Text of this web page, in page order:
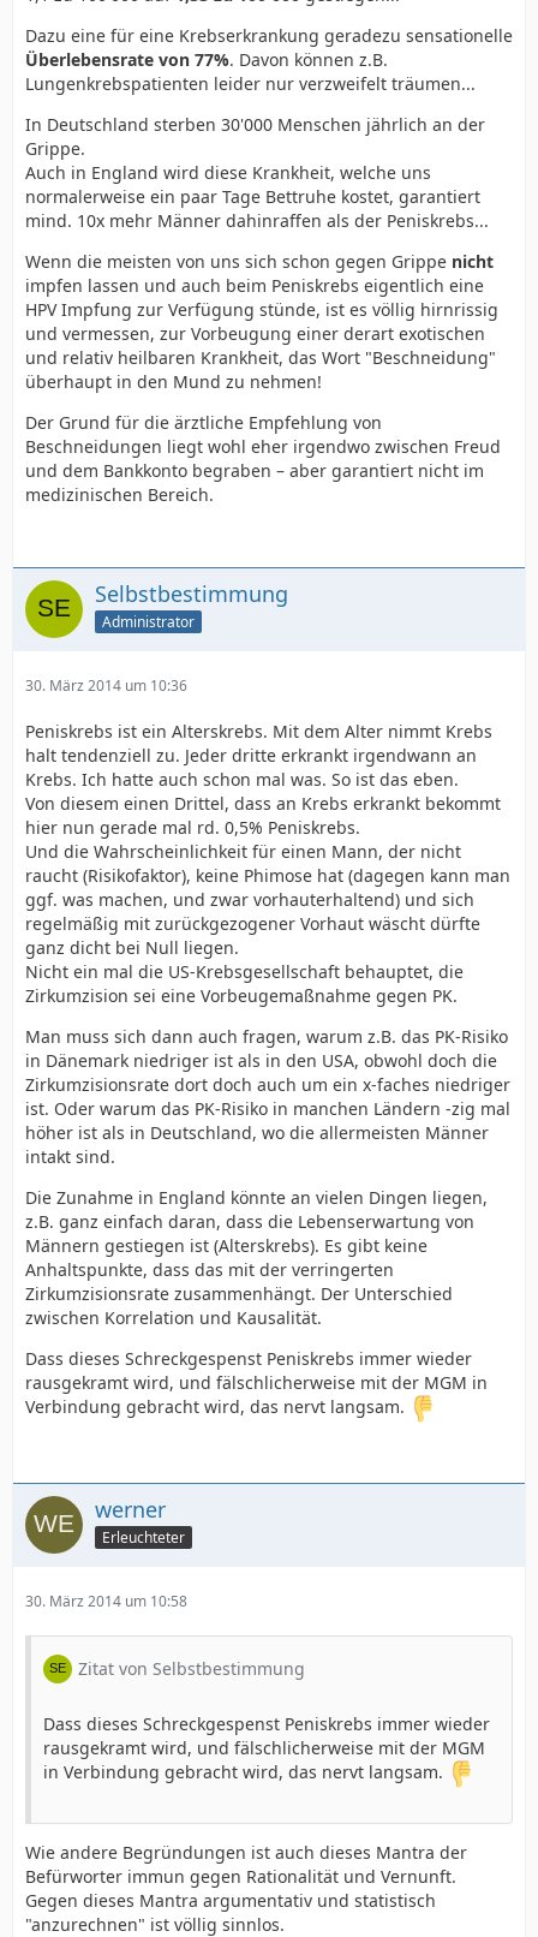
Dazu eine für eine Krebserkrankung geradezu sensationelle
Überlebensrate von 77%. Davon können z.B.
Lungenkrebspatienten leider nur verzweifelt träumen...
In Deutschland sterben 30'000 Menschen jährlich an der
Grippe.
Auch in England wird diese Krankheit, welche uns
normalerweise ein paar Tage Bettruhe kostet, garantiert
mind. 10x mehr Männer dahinraffen als der Peniskrebs...
Wenn die meisten von uns sich schon gegen Grippe nicht
impfen lassen und auch beim Peniskrebs eigentlich eine
HPV Impfung zur Verfügung stünde, ist es völlig hirnrissig
und vermessen, zur Vorbeugung einer derart exotischen
und relativ heilbaren Krankheit, das Wort "Beschneidung"
überhaupt in den Mund zu nehmen!
Der Grund für die ärztliche Empfehlung von
Beschneidungen liegt wohl eher irgendwo zwischen Freud
und dem Bankkonto begraben – aber garantiert nicht im
medizinischen Bereich.
Selbstbestimmung
Administrator
30. März 2014 um 10:36
Peniskrebs ist ein Alterskrebs. Mit dem Alter nimmt Krebs
halt tendenziell zu. Jeder dritte erkrankt irgendwann an
Krebs. Ich hatte auch schon mal was. So ist das eben.
Von diesem einen Drittel, dass an Krebs erkrankt bekommt
hier nun gerade mal rd. 0,5% Peniskrebs.
Und die Wahrscheinlichkeit für einen Mann, der nicht
raucht (Risikofaktor), keine Phimose hat (dagegen kann man
ggf. was machen, und zwar vorhauterhaltend) und sich
regelmäßig mit zurückgezogener Vorhaut wäscht dürfte
ganz dicht bei Null liegen.
Nicht ein mal die US-Krebsgesellschaft behauptet, die
Zirkumzision sei eine Vorbeugemaßnahme gegen PK.
Man muss sich dann auch fragen, warum z.B. das PK-Risiko
in Dänemark niedriger ist als in den USA, obwohl doch die
Zirkumzisionsrate dort doch auch um ein x-faches niedriger
ist. Oder warum das PK-Risiko in manchen Ländern -zig mal
höher ist als in Deutschland, wo die allermeisten Männer
intakt sind.
Die Zunahme in England könnte an vielen Dingen liegen,
z.B. ganz einfach daran, dass die Lebenserwartung von
Männern gestiegen ist (Alterskrebs). Es gibt keine
Anhaltspunkte, dass das mit der verringerten
Zirkumzisionsrate zusammenhängt. Der Unterschied
zwischen Korrelation und Kausalität.
Dass dieses Schreckgespenst Peniskrebs immer wieder
rausgekramt wird, und fälschlicherweise mit der MGM in
Verbindung gebracht wird, das nervt langsam.
werner
Erleuchteter
30. März 2014 um 10:58
Zitat von Selbstbestimmung
Dass dieses Schreckgespenst Peniskrebs immer wieder
rausgekramt wird, und fälschlicherweise mit der MGM
in Verbindung gebracht wird, das nervt langsam.
Wie andere Begründungen ist auch dieses Mantra der
Befürworter immun gegen Rationalität und Vernunft.
Gegen dieses Mantra argumentativ und statistisch
"anzurechnen" ist völlig sinnlos.